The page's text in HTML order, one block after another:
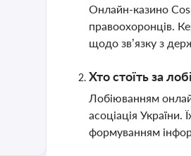
Онлайн-казино
правоохоронців.
щодо зв’язку з
Хто стоїть за
Лобіюванням
асоціація
формуванням